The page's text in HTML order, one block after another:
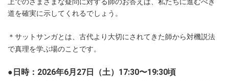
道を確実に示してくれるでしょう。
＊ サットサンガとは、古代より大切にされてきた師から対機説法
で真理を学ぶ場のことです。
●日時：2026年6月27日（土）17:30〜19:30頃